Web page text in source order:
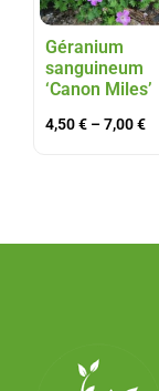
Géranium
sanguineum
‘Canon Miles’
4,50€ –7,00€